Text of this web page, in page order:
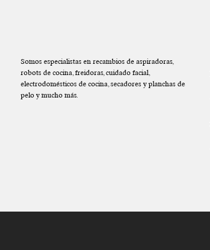
Somos especialistas en recambios de aspiradoras,
robots de cocina, freidoras, cuidado facial,
electrodomésticos de cocina, secadores y planchas de
pelo y mucho más.